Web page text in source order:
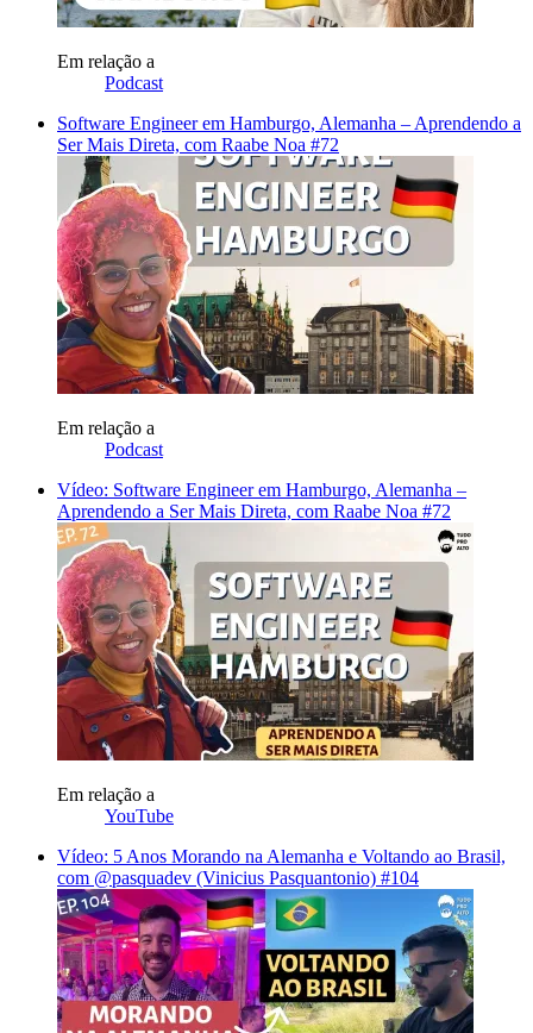
Em relação a
Podcast
Software Engineer em Hamburgo, Alemanha – Aprendendo a
Ser Mais Direta, com Raabe Noa #72
Em relação a
Podcast
Vídeo: Software Engineer em Hamburgo, Alemanha –
Aprendendo a Ser Mais Direta, com Raabe Noa #72
Em relação a
YouTube
Vídeo: 5 Anos Morando na Alemanha e Voltando ao Brasil,
com @pasquadev (Vinicius Pasquantonio) #104